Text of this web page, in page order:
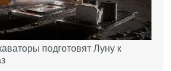
подготовят Луну к